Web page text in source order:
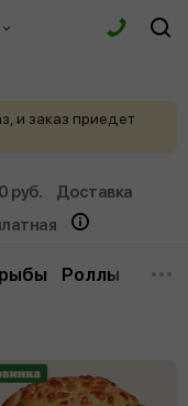
и заказ приедет
руб.
Доставка
Роллы